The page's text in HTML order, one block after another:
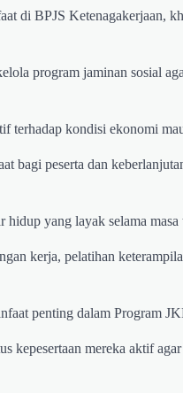
di BPJS Ketenagakerjaan,
program jaminan sosial
terhadap kondisi ekonomi
bagi peserta dan
yang layak selama
kerja, pelatihan
penting dalam Program
kepesertaan mereka aktif